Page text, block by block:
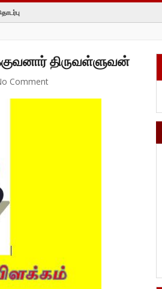
திருவள்ளுவன்
Comment